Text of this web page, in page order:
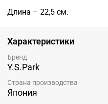
Длина – 22,5 см.
Характеристики
Бренд
Y.S.Park
Страна производства
Япония